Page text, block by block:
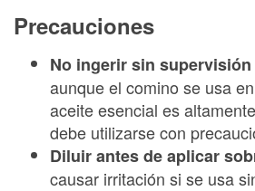
Precauciones
No ingerir sin
aunque el comino se usa
aceite esencial es
debe utilizarse con
Diluir antes de aplicar
causar irritación si se usa